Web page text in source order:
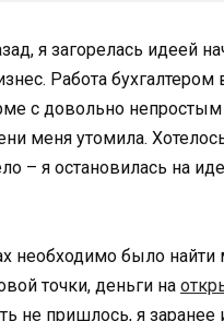
я загорелась идеей
Работа бухгалтером
с довольно
меня утомила.
– я остановилась на
необходимо было найти
точки, деньги на
не пришлось, я заранее